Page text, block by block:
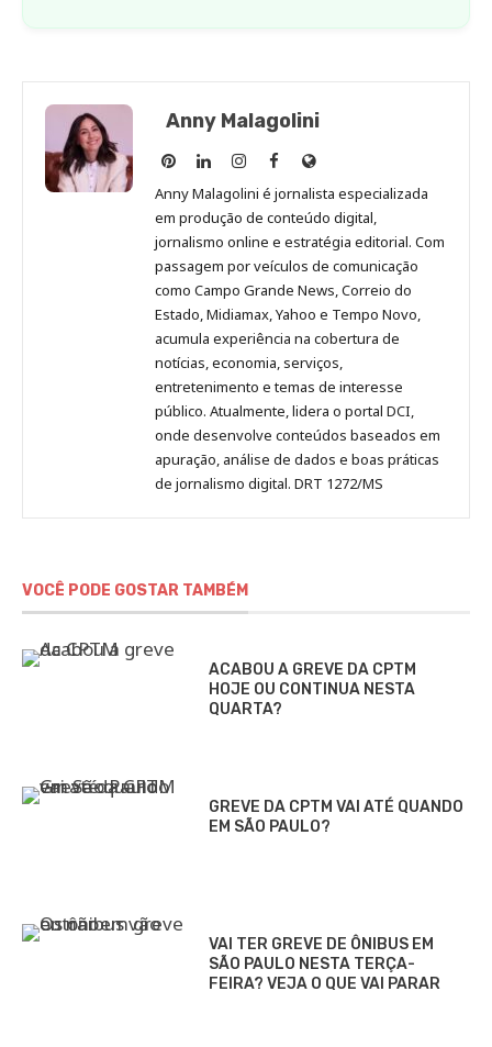
Anny Malagolini
Anny
Malagolini
no
Pinterest
Anny
Malagolini
no
LinkedIn
Anny
Malagolini
no
Instagram
Anny
Malagolini
no
Facebook
Site
de
Anny
Malagolini
Anny Malagolini é jornalista especializada
em produção de conteúdo digital,
jornalismo online e estratégia editorial. Com
passagem por veículos de comunicação
como Campo Grande News, Correio do
Estado, Midiamax, Yahoo e Tempo Novo,
acumula experiência na cobertura de
notícias, economia, serviços,
entretenimento e temas de interesse
público. Atualmente, lidera o portal DCI,
onde desenvolve conteúdos baseados em
apuração, análise de dados e boas práticas
de jornalismo digital. DRT 1272/MS
VOCÊ PODE GOSTAR TAMBÉM
ACABOU A GREVE DA CPTM
HOJE OU CONTINUA NESTA
QUARTA?
GREVE DA CPTM VAI ATÉ QUANDO
EM SÃO PAULO?
VAI TER GREVE DE ÔNIBUS EM
SÃO PAULO NESTA TERÇA-
FEIRA? VEJA O QUE VAI PARAR